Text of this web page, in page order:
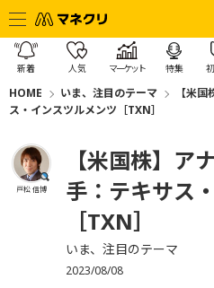
新着 人気 マーケット 特集
HOME いま、注目のテーマ
【米
ス・インスツルメンツ［TXN］
戸松 信博
【米国株】ア
手：テキサス
［TXN］
いま、注目のテーマ
2023/08/08